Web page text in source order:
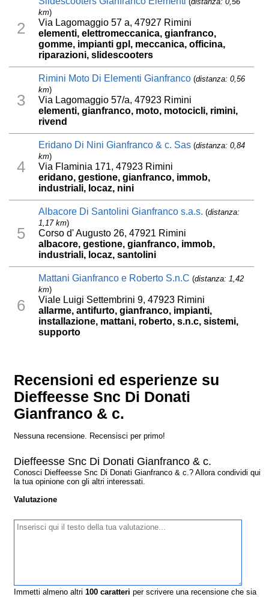
2
km)
Via Lagomaggio 57 a, 47927 Rimini
elementi, elettromeccanica, gianfranco,
gomme, impianti gpl, meccanica, officina,
riparazioni, slidescooters
3
Rimini Moto Di Elementi Gianfranco (distanza: 0,56
km)
Via Lagomaggio 57/a, 47923 Rimini
elementi, gianfranco, moto, motocicli, rimini,
rivend
4
Eridano Di Nini Gianfranco & c. Sas (distanza: 0,84
km)
Via Flaminia 171, 47923 Rimini
eridano, gestione, gianfranco, immob,
industriali, locaz, nini
5
Albacore Di Santolini Gianfranco s.a.s. (distanza:
1,17 km)
Corso d' Augusto 26, 47921 Rimini
albacore, gestione, gianfranco, immob,
industriali, locaz, santolini
6
Mattani Gianfranco e Roberto S.n.C (distanza: 1,42
km)
Viale Luigi Settembrini 9, 47923 Rimini
allarme, antifurto, gianfranco, impianti,
installazione, mattani, roberto, s.n.c, sistemi,
supporto
Recensioni ed esperienze su
Dieffeesse Snc Di Donati
Gianfranco & c.
Nessuna recensione. Recensisci per primo!
Dieffeesse Snc Di Donati Gianfranco & c.
Conosci Dieffeesse Snc Di Donati Gianfranco & c.? Allora condividi qui
la tua opinione con gli altri interessati.
Valutazione
Immetti almeno altri100 caratteri per scrivere una recensione che sia